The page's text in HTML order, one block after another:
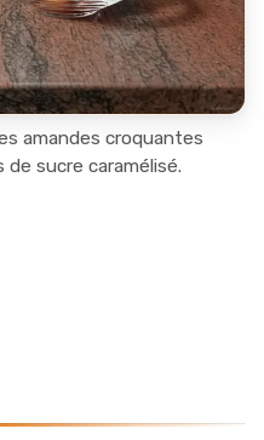
amandes croquantes
sucre caramélisé.